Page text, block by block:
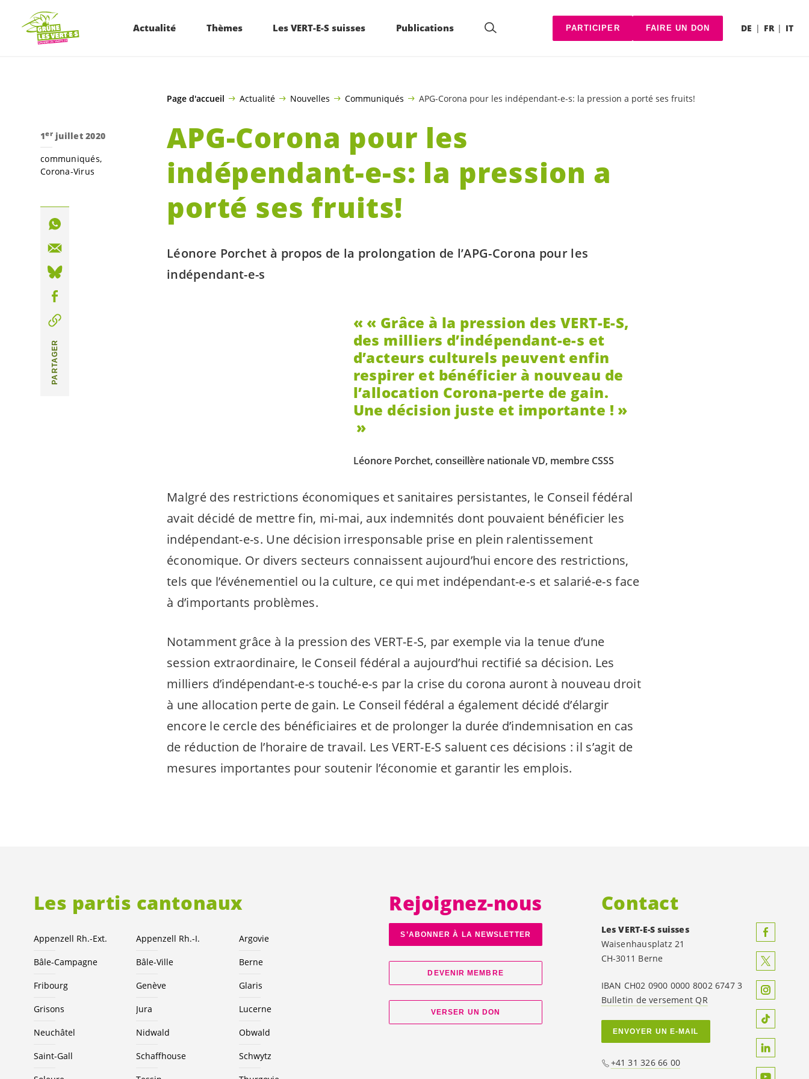
ALLER AU CONTENU PRINCIPAL
Actualité Thèmes Les VERT-E-S suisses Publications PARTICIPER FAIRE UN DON DE FR IT
Page d'accueil Actualité Nouvelles Communiqués APG-Corona pour les indépendant-e-s: la pression a porté ses fruits!
APG-Corona pour les
indépendant-e-s: la pression a
porté ses fruits!
Léonore Porchet à propos de la prolongation de l’APG-Corona pour les
indépendant-e-s
« Grâce à la pression des VERT-E-S,
des milliers d’indépendant-e-s et
d’acteurs culturels peuvent enfin
respirer et bénéficier à nouveau de
l’allocation Corona-perte de gain.
Une décision juste et importante ! »
Léonore Porchet, conseillère nationale VD, membre CSSS
Malgré des restrictions économiques et sanitaires persistantes, le Conseil fédéral
avait décidé de mettre fin, mi-mai, aux indemnités dont pouvaient bénéficier les
indépendant-e-s. Une décision irresponsable prise en plein ralentissement
économique. Or divers secteurs connaissent aujourd’hui encore des restrictions,
tels que l’événementiel ou la culture, ce qui met indépendant-e-s et salarié-e-s face
à d’importants problèmes.
Notamment grâce à la pression des VERT-E-S, par exemple via la tenue d’une
session extraordinaire, le Conseil fédéral a aujourd’hui rectifié sa décision. Les
milliers d’indépendant-e-s touché-e-s par la crise du corona auront à nouveau droit
à une allocation perte de gain. Le Conseil fédéral a également décidé d’élargir
encore le cercle des bénéficiaires et de prolonger la durée d’indemnisation en cas
de réduction de l’horaire de travail. LesVERT-E-S saluent ces décisions : il s’agit de
mesures importantes pour soutenir l’économie et garantir les emplois.
1erjuillet 2020
communiqués
Corona-Virus
PARTAGER
Les partis cantonaux
Appenzell Rh.-Ext. Appenzell Rh.-I. Argovie
Bâle-Campagne Bâle-Ville Berne
Fribourg Genève Glaris
Grisons Jura Lucerne
Neuchâtel Nidwald Obwald
Saint-Gall Schaffhouse Schwytz
Rejoignez-nous
S’ABONNER À LA NEWSLETTER
DEVENIR MEMBRE
VERSER UN DON
Contact
LesVERT-E-S suisses
Waisenhausplatz 21
CH-3011 Berne
IBAN CH02 0900 0000 8002 6747 3
Bulletin de versement QR
ENVOYER UN E-MAIL
+41 31 326 66 00